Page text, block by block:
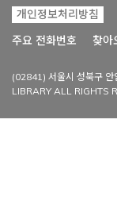
개인정보처리방침
주요 전화번호
찾아
(02841) 서울시 성북구
LIBRARY ALL RIGHTS